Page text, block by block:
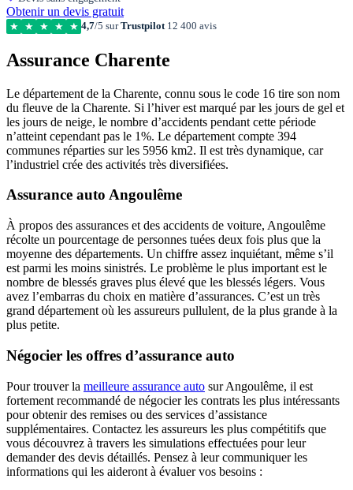
Obtenir un devis gratuit
★ ★ ★ ★ ★ 4,7/5 surTrustpilot12 400 avis
Assurance Charente
Le département de la Charente, connu sous le code 16 tire son nom
du fleuve de la Charente. Si l’hiver est marqué par les jours de gel et
les jours de neige, le nombre d’accidents pendant cette période
n’atteint cependant pas le 1%. Le département compte 394
communes réparties sur les 5956 km2. Il est très dynamique, car
l’industriel crée des activités très diversifiées.
Assurance auto Angoulême
À propos des assurances et des accidents de voiture, Angoulême
récolte un pourcentage de personnes tuées deux fois plus que la
moyenne des départements. Un chiffre assez inquiétant, même s’il
est parmi les moins sinistrés. Le problème le plus important est le
nombre de blessés graves plus élevé que les blessés légers. Vous
avez l’embarras du choix en matière d’assurances. C’est un très
grand département où les assureurs pullulent, de la plus grande à la
plus petite.
Négocier les offres d’assurance auto
Pour trouver la meilleure assurance auto sur Angoulême, il est
fortement recommandé de négocier les contrats les plus intéressants
pour obtenir des remises ou des services d’assistance
supplémentaires. Contactez les assureurs les plus compétitifs que
vous découvrez à travers les simulations effectuées pour leur
demander des devis détaillés. Pensez à leur communiquer les
informations qui les aideront à évaluer vos besoins :